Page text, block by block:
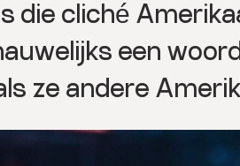
die cliché
een
ze andere